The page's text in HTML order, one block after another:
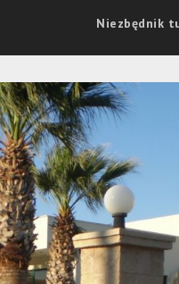
Niezbędnik